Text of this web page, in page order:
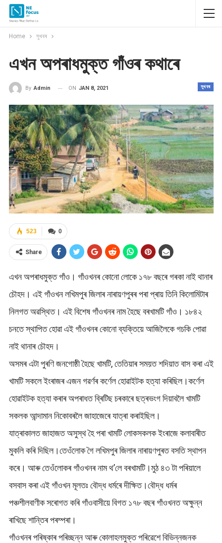
Home সুখবৰ
এখন অপৰাধমুক্ত গাঁওৰ কথাৰে
সুখবৰ
By Admin ON JAN 8, 2021
0
523
Share
এখন অপৰাধমুক্ত গাঁও। গাঁওখনৰ কোনো লোকে ১৭৮ বছৰে গৰকা নাই থানাৰ
চৌহদ। এই গাঁওখন লখিমপুৰ জিলাৰ নাৰায়ণপুৰৰ পৰা প্ৰায় তিনি কিলোমিটাৰ
নিলগত অৱস্থিত। এই বিশেষ গাঁওখনৰ নাম হৈছে বৰখামটি গাঁও। ১৮৪২
চনতে স্থাপিত হোৱা এই গাঁওখনৰ কোনো ব্যক্তিয়ে আজিলৈকে গচকি পোৱা
নাই থানাৰ চৌহদ।
অসমৰ এটা পুৰণি জনগোষ্ঠী হৈছে খামটি, তেতিয়াৰ সময়ত শদিয়াত বাস কৰা এই
খামটি সকলে ইংৰাজৰ এজন গৱৰ্ণৰ কৰ্ণেল হোৱাইটক হত্যা কৰিছিল।কৰ্ণেল
হোৱাইটক হত্যা কৰাৰ অপৰাধত ব্ৰিটিছ চৰকাৰে ছত্ৰভংগ দিয়াবলৈ খামটি
সকলক আন্দামান নিকোবৰলৈ জাহাজেৰে যাত্ৰা কৰাইছিল।
যাত্ৰাকালত জাহাজত অসুস্থ হৈ পৰা খামটি লোকসকলক ইংৰাজে কলাবাৰীত
মুকলি কৰি দিছিল।তেওঁলোক গৈ লখিমপুৰ জিলাৰ নাৰায়ণপুৰত বসতি স্থাপন
কৰে। আৰু তেওঁলোকৰ গাঁওখনৰ নাম থ’লে বৰখামটি।মুঠ ৪৩ টা পৰিয়ালে
বসবাস কৰা এই গাঁওখন মূলতঃ বৌদ্ধ ধৰ্মৰে দীক্ষিত।বৌদ্ধ ধৰ্মৰ
পঞ্চশীলবাণীক সৰোগত কৰি গাঁওবাসীয়ে বিগত ১৭৮ বছৰ গাঁওখনত অক্ষুন্ন
ৰাখিছে শান্তিৰ পৰম্পৰা।
গাঁওখনৰ পৰিষ্কাৰ পৰিচ্ছন্ন আৰু কোলাহলমুক্ত পৰিৱেশে বিভিন্নজনক